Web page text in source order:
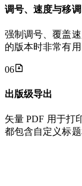
调号、速度与移调
强制调号、覆盖
的版本时非常有用
06
出版级导出
矢量 PDF 用于打
都包含自定义标题